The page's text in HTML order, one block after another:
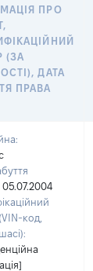
ПРО
(ЗА
ДАТА
ПРАВА
05.07.2004
код,